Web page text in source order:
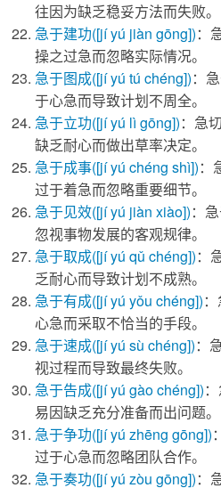
往因为缺乏稳妥方法而失败。
急于建功([jí yú jiàn gōng])：
操之过急而忽略实际情况。
急于图成([jí yú tú chéng])：
于心急而导致计划不周全。
急于立功([jí yú lì gōng])：急
缺乏耐心而做出草率决定。
急于成事([jí yú chéng shì])：
过于着急而忽略重要细节。
急于见效([jí yú jiàn xiào])：
忽视事物发展的客观规律。
急于取成([jí yú qǔ chéng])：
乏耐心而导致计划不成熟。
急于有成([jí yú yǒu chéng])
心急而采取不恰当的手段。
急于速成([jí yú sù chéng])：
视过程而导致最终失败。
急于告成([jí yú gào chéng])
易因缺乏充分准备而出问题。
急于争功([jí yú zhēng gōng])
过于心急而忽略团队合作。
急于奏功([jí yú zòu gōng])：